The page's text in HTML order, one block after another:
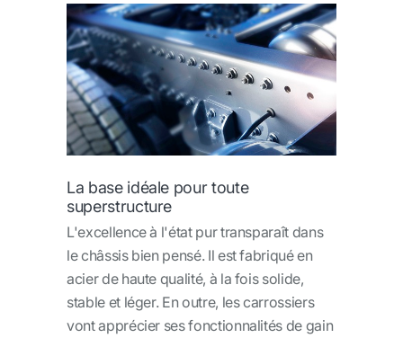
La base idéale pour toute
superstructure
L'excellence à l'état pur transparaît dans
le châssis bien pensé. Il est fabriqué en
acier de haute qualité, à la fois solide,
stable et léger. En outre, les carrossiers
vont apprécier ses fonctionnalités de gain